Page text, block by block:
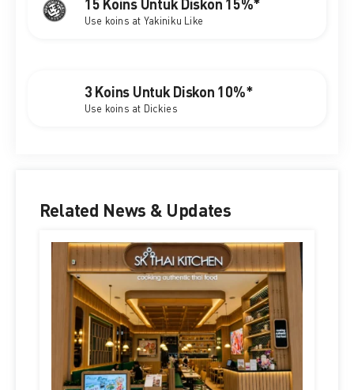
15 Koins Untuk Diskon 15%*
Use koins at Yakiniku Like
3 Koins Untuk Diskon 10%*
Use koins at Dickies
Related News & Updates